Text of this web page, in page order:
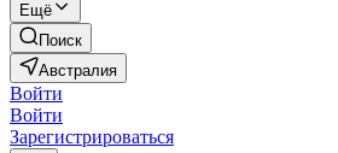
Ещё
Поиск
Австралия
Войти
Войти
Зарегистрироваться